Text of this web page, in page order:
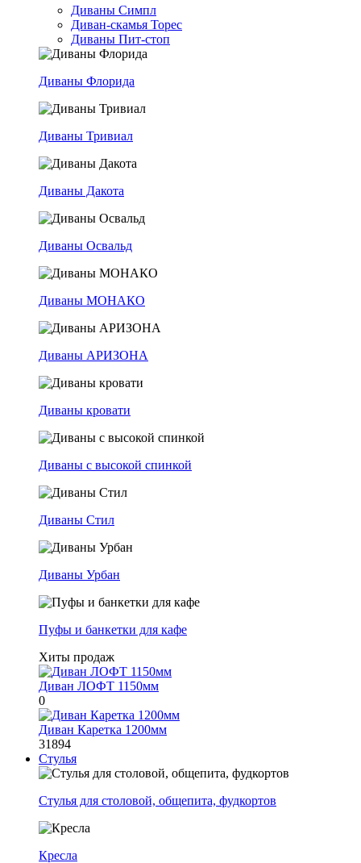
Диваны Симпл
Диван-скамья Торес
Диваны Пит-стоп
Диваны Флорида
Диваны Тривиал
Диваны Дакота
Диваны Освальд
Диваны МОНАКО
Диваны АРИЗОНА
Диваны кровати
Диваны с высокой спинкой
Диваны Стил
Диваны Урбан
Пуфы и банкетки для кафе
Хиты продаж
Диван ЛОФТ 1150мм
0
Диван Каретка 1200мм
31894
Стулья
Стулья для столовой, общепита, фудкортов
Кресла